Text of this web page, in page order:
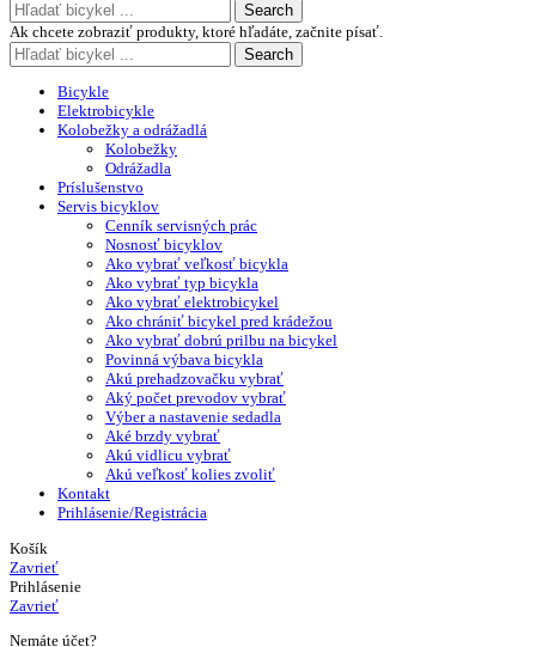
Search
Ak chcete zobraziť produkty, ktoré hľadáte, začnite písať.
Search
Bicykle
Elektrobicykle
Kolobežky a odrážadlá
Kolobežky
Odrážadla
Príslušenstvo
Servis bicyklov
Cenník servisných prác
Nosnosť bicyklov
Ako vybrať veľkosť bicykla
Ako vybrať typ bicykla
Ako vybrať elektrobicykel
Ako chrániť bicykel pred krádežou
Ako vybrať dobrú prilbu na bicykel
Povinná výbava bicykla
Akú prehadzovačku vybrať
Aký počet prevodov vybrať
Výber a nastavenie sedadla
Aké brzdy vybrať
Akú vidlicu vybrať
Akú veľkosť kolies zvoliť
Kontakt
Prihlásenie/Registrácia
Košík
Zavrieť
Prihlásenie
Zavrieť
Nemáte účet?